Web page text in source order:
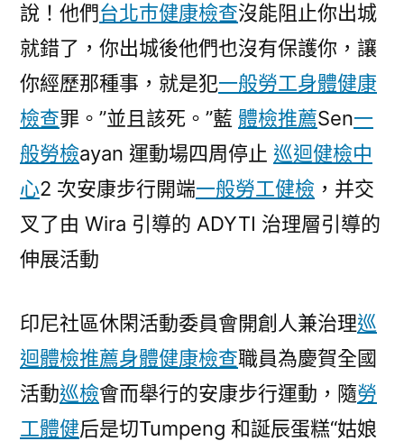
辦
結
合
安
康
步
秀
傳
醫
行
運
說！他們台北巿健康檢查沒能阻止你出城
就錯了，你出城後他們也沒有保護你，讓
你經歷那種事，就是犯一般勞工身體健康
檢查罪。”並且該死。”藍 體檢推薦Sen一
般勞檢ayan 運動場四周停止 巡迴健檢中
心2 次安康步行開端一般勞工健檢 ，并交
叉了由 Wira 引導的 ADYTI 治理層引導的
伸展活動
印尼社區休閑活動委員會開創人兼治理巡
迴體檢推薦身體健康檢查職員為慶賀全國
活動巡檢會而舉行的安康步行運動，隨勞
工體健后是切Tumpeng 和誕辰蛋糕“姑娘